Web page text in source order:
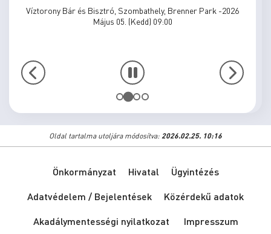
Víztorony Bár és Bisztró, Szombathely, Brenner Park -2026
Május 05. (Kedd) 09:00
Oldal tartalma utoljára módosítva: 2026.02.25. 10:16
Önkormányzat Hivatal
Ügyintézés
Adatvédelem / Bejelentések
Közérdekű adatok
Akadálymentességi nyilatkozat
Impresszum